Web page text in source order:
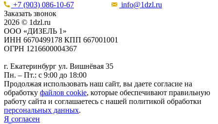
+7 (903) 086-10-67
info@1dzl.ru
Заказать звонок
2026 © 1dzl.ru
ООО «ДИЗЕЛЬ 1»
ИНН 6670499178 КПП 667001001
ОГРН 1216600004367
г. Екатеринбург ул. Вишнёвая 35
Пн. – Пт.: с 9:00 до 18:00
Продолжая использовать наш сайт, вы даете согласие на
обработку файлов cookie, которые обеспечивают правильную
работу сайта и соглашаетесь с нашей политикой обработки
персональных данных.
Я согласен